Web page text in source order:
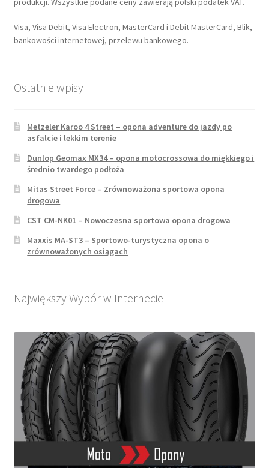
Visa, Visa Debit, Visa Electron, MasterCard i Debit MasterCard, Blik,
bankowości internetowej, przelewu bankowego.
Ostatnie wpisy
Metzeler Karoo 4 Street – opona adventure do jazdy po
asfalcie i lekkim terenie
Dunlop Geomax MX34 – opona motocrossowa do miękkiego i
średnio twardego podłoża
Mitas Street Force – Zrównoważona sportowa opona
drogowa
CST CM-NK01 – Nowoczesna sportowa opona drogowa
Maxxis MA-ST3 – Sportowo-turystyczna opona o
zrównoważonych osiągach
Największy Wybór w Internecie